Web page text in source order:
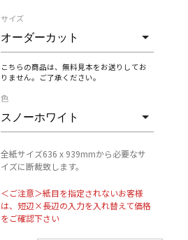
サイズ
こちらの商品は、無料見本をお送りしてお
りません。ご了承ください。
色
全紙サイズ636 x 939mmから必要なサ
イズに断裁致します。
＜ご注意＞紙目を指定されないお客様
は、短辺×長辺の入力を入れ替えて価格
をご確認下さい